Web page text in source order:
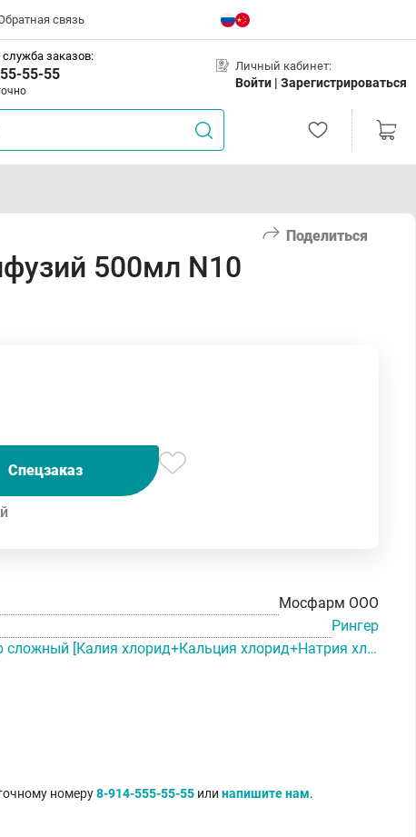
связь
заказов:
55-55 Личный кабинет:
Войти | Зарегистрироваться
Поделиться
500мл N10
Спецзаказ
Мосфарм ООО
Рингер
Натрия хлорида раствор сложный [Калия хлорид+Кальция хлорид+Натрия хлорид]
номеру8-914-555-55-55 или напишите нам.